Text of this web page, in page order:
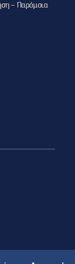
– Παρόμοια